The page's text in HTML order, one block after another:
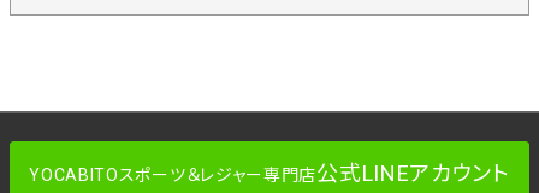
YOCABITOスポーツ＆レジャー専門店公式LINEアカウント